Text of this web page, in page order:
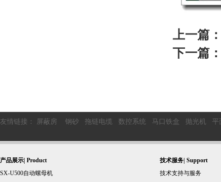
上一篇
下一篇
友情链接： 屏蔽房 钢砂 拖链电缆 数控系统 马口铁盒 抛光机 平
产品展示| Product
SX-U500自动螺母机
技术服务| Support
技术支持与服务